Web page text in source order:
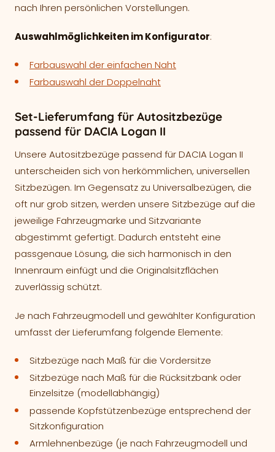
nach Ihren persönlichen Vorstellungen.
Auswahlmöglichkeiten im Konfigurator:
Farbauswahl der einfachen Naht
Farbauswahl der Doppelnaht
Set-Lieferumfang für Autositzbezüge
passend für DACIA Logan II
Unsere Autositzbezüge passend für DACIA Logan II
unterscheiden sich von herkömmlichen, universellen
Sitzbezügen. Im Gegensatz zu Universalbezügen, die
oft nur grob sitzen, werden unsere Sitzbezüge auf die
jeweilige Fahrzeugmarke und Sitzvariante
abgestimmt gefertigt. Dadurch entsteht eine
passgenaue Lösung, die sich harmonisch in den
Innenraum einfügt und die Originalsitzflächen
zuverlässig schützt.
Je nach Fahrzeugmodell und gewählter Konfiguration
umfasst der Lieferumfang folgende Elemente:
Sitzbezüge nach Maß für die Vordersitze
Sitzbezüge nach Maß für die Rücksitzbank oder
Einzelsitze (modellabhängig)
passende Kopfstützenbezüge entsprechend der
Sitzkonfiguration
Armlehnenbezüge (je nach Fahrzeugmodell und